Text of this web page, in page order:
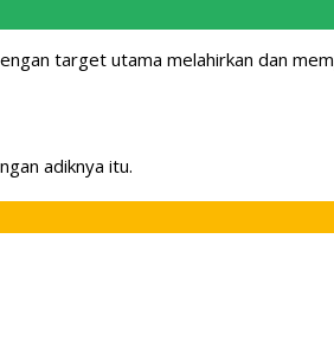
target utama melahirkan dan
adiknya itu.